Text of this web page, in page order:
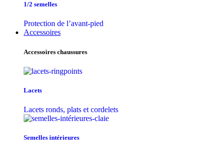
1/2 semelles
Protection de l’avant-pied
Accessoires
Accessoires chaussures
Lacets
Lacets ronds, plats et cordelets
Semelles intérieures